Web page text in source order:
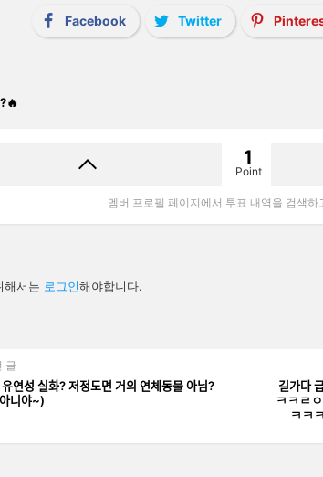
Facebook Twitter
1
Point
멤버 프로필 페이지에서 투표 내역을 검색하
해서는 로그인해야합니다.
글
실화? 저정도면 거의 연체동물 아님?
아니야~)
길가다
ㅋㅋㄹㅇ
ㅋㅋ